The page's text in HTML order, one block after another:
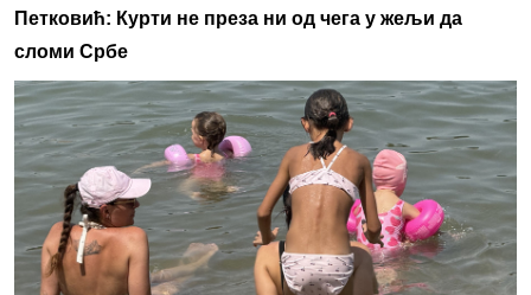
Петковић: Курти не преза ни од чега у жељи да
сломи Србе